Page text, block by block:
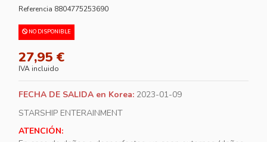
Referencia 8804775253690
NO DISPONIBLE
27,95 €
IVA incluido
FECHA DE SALIDA en Korea: 2023-01-09
STARSHIP ENTERAINMENT
ATENCIÓN: